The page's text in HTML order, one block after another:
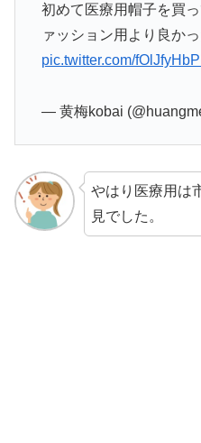
初めて医療用帽子を買
ァッション用より良か
pic.twitter.com/fOlJfyHbPI
— 黄梅kobai
やはり医療用は
見でした。